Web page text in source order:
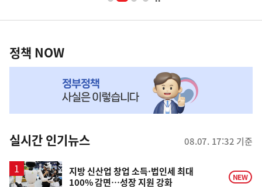
영
책
NOW,
뉴
스
정책 NOW
실시간 인기뉴스 08.07. 17:32 기준
지방 신산업 창업 소득·법인세 최대
100% 감면…성장 지원 강화
NEW